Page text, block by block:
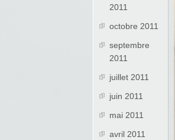
2011
octobre 2011
septembre
2011
juillet 2011
juin 2011
mai 2011
avril 2011